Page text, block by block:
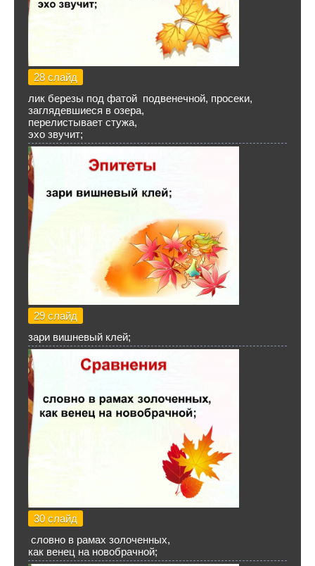
28 слайд
лик березы под фатой подвенечной, просеки,
заглядевшиеся в озера,
перелистывает стужа,
эхо звучит;
29 слайд
зари вишневый клей;
30 слайд
словно в рамах золоченных,
как венец на новобрачной;